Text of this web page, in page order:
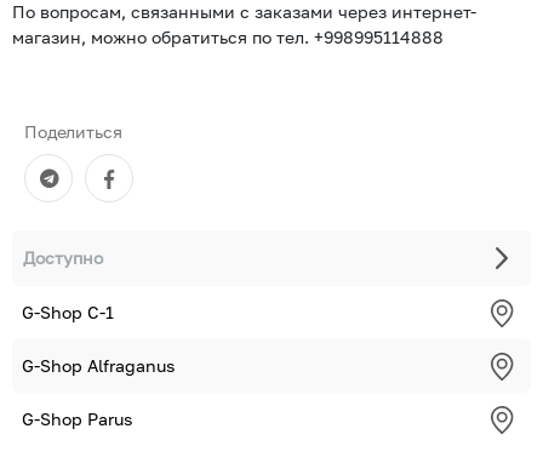
По вопросам, связанными с заказами через интернет-
магазин, можно обратиться по тел. +998995114888
Поделиться
Доступно
G-Shop С-1
G-Shop Alfraganus
G-Shop Parus